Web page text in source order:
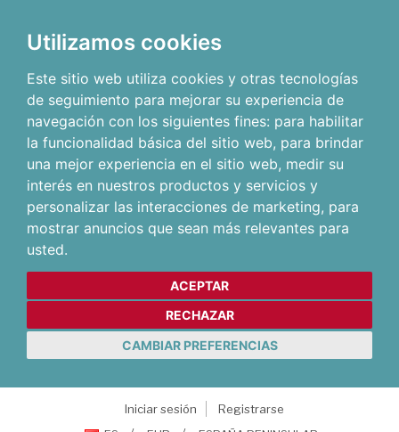
Utilizamos cookies
Este sitio web utiliza cookies y otras tecnologías
de seguimiento para mejorar su experiencia de
navegación con los siguientes fines: para habilitar
la funcionalidad básica del sitio web, para brindar
una mejor experiencia en el sitio web, medir su
interés en nuestros productos y servicios y
personalizar las interacciones de marketing, para
mostrar anuncios que sean más relevantes para
usted.
ACEPTAR
RECHAZAR
CAMBIAR PREFERENCIAS
Iniciar sesión
Registrarse